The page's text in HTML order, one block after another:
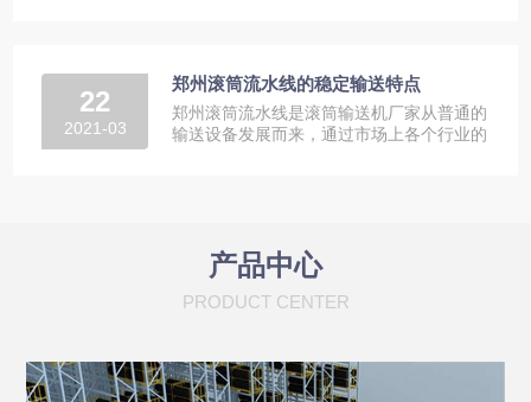
22
2021-03
郑州滚筒流水线的稳定输送特点
郑州滚筒流水线是滚筒输送机厂家从普通的
输送设备发展而来，通过市场上各个行业的
产品中心
PRODUCT CENTER